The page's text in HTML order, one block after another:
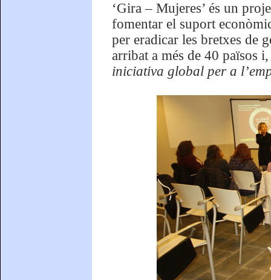
‘Gira – Mujeres’ és un
fomentar el suport
per eradicar les bretxes de
arribat a més de 40 països
iniciativa global per a